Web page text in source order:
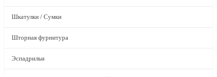
Шкатулки / Сумки
Шторная фурнитура
Эспадрильи